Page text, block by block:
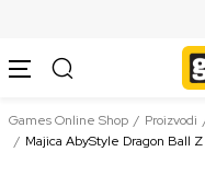
Games Online Shop Proizvodi
Majica AbyStyle Dragon Ball